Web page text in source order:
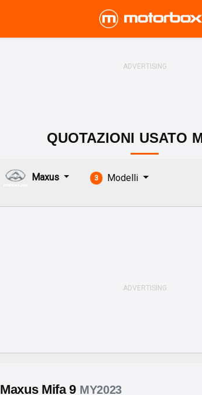
QUOTAZIONI USATO
Maxus 3 Modelli
Maxus Mifa 9 MY2023